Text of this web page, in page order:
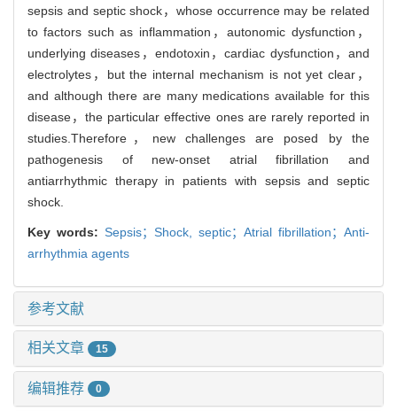
sepsis and septic shock，whose occurrence may be related
to factors such as inflammation，autonomic dysfunction，
underlying diseases，endotoxin，cardiac dysfunction，and
electrolytes，but the internal mechanism is not yet clear，
and although there are many medications available for this
disease，the particular effective ones are rarely reported in
studies.Therefore，new challenges are posed by the
pathogenesis of new-onset atrial fibrillation and
antiarrhythmic therapy in patients with sepsis and septic
shock.
Key words: Sepsis；Shock, septic；Atrial fibrillation；Anti-
arrhythmia agents
参考文献
相关文章 15
编辑推荐 0